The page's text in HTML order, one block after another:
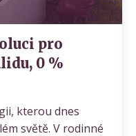
pro
0 %
kterou dnes
světě. V rodinné